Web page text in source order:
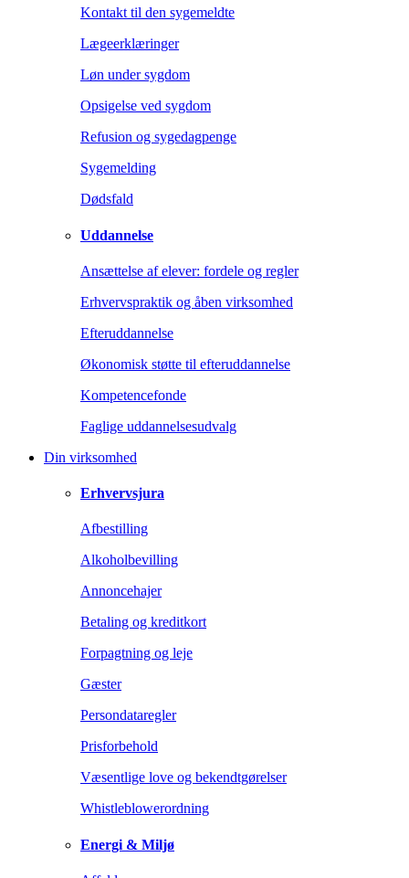
Kontakt til den sygemeldte
Lægeerklæringer
Løn under sygdom
Opsigelse ved sygdom
Refusion og sygedagpenge
Sygemelding
Dødsfald
Uddannelse
Ansættelse af elever: fordele og regler
Erhvervspraktik og åben virksomhed
Efteruddannelse
Økonomisk støtte til efteruddannelse
Kompetencefonde
Faglige uddannelsesudvalg
Din virksomhed
Erhvervsjura
Afbestilling
Alkoholbevilling
Annoncehajer
Betaling og kreditkort
Forpagtning og leje
Gæster
Persondataregler
Prisforbehold
Væsentlige love og bekendtgørelser
Whistleblowerordning
Energi & Miljø